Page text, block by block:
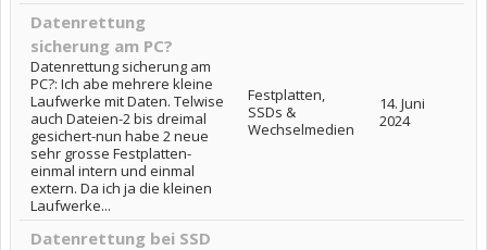
Datenrettung
sicherung am PC?
Datenrettung sicherung am
PC?: Ich abe mehrere kleine
Laufwerke mit Daten. Telwise
auch Dateien-2 bis dreimal
gesichert-nun habe 2 neue
sehr grosse Festplatten-
einmal intern und einmal
extern. Da ich ja die kleinen
Laufwerke...
Festplatten,
SSDs &
Wechselmedien
14. Juni
2024
Datenrettung bei SSD